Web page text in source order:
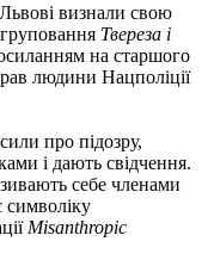
визнали свою
Твереза ​​і
на старшого
людини Нацполіції
про підозру,
і дають свідчення.
себе членами
символіку
Misanthropic